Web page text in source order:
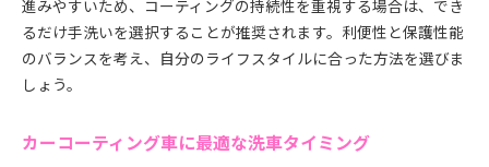
進みやすいため、コーティングの持続性を重視する場合は、でき
るだけ手洗いを選択することが推奨されます。利便性と保護性能
のバランスを考え、自分のライフスタイルに合った方法を選びま
しょう。
カーコーティング車に最適な洗車タイミング